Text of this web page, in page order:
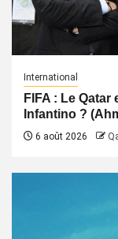
International
FIFA : Le
Infantino ?
6 août 2026